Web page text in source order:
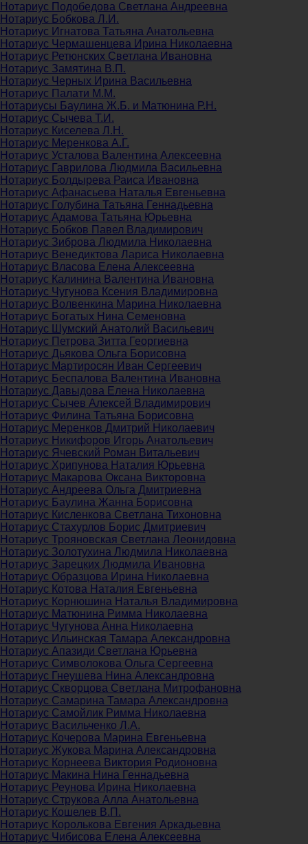
Нотариус Подобедова Светлана Андреевна
Нотариус Бобкова Л.И.
Нотариус Игнатова Татьяна Анатольевна
Нотариус Чермашенцева Ирина Николаевна
Нотариус Ретюнских Светлана Ивановна
Нотариус Замятина В.П.
Нотариус Черных Ирина Васильевна
Нотариус Палати М.М.
Нотариусы Баулина Ж.Б. и Матюнина Р.Н.
Нотариус Сычева Т.И.
Нотариус Киселева Л.Н.
Нотариус Меренкова А.Г.
Нотариус Усталова Валентина Алексеевна
Нотариус Гаврилова Людмила Васильевна
Нотариус Болдырева Раиса Ивановна
Нотариус Афанасьева Наталья Евгеньевна
Нотариус Голубина Татьяна Геннадьевна
Нотариус Адамова Татьяна Юрьевна
Нотариус Бобков Павел Владимирович
Нотариус Зиброва Людмила Николаевна
Нотариус Венедиктова Лариса Николаевна
Нотариус Власова Елена Алексеевна
Нотариус Калинина Валентина Ивановна
Нотариус Чугунова Ксения Владимировна
Нотариус Волвенкина Марина Николаевна
Нотариус Богатых Нина Семеновна
Нотариус Шумский Анатолий Васильевич
Нотариус Петрова Зитта Георгиевна
Нотариус Дьякова Ольга Борисовна
Нотариус Мартиросян Иван Сергеевич
Нотариус Беспалова Валентина Ивановна
Нотариус Давыдова Елена Николаевна
Нотариус Сычев Алексей Владимирович
Нотариус Филина Татьяна Борисовна
Нотариус Меренков Дмитрий Николаевич
Нотариус Никифоров Игорь Анатольевич
Нотариус Ячевский Роман Витальевич
Нотариус Хрипунова Наталия Юрьевна
Нотариус Макарова Оксана Викторовна
Нотариус Андреева Ольга Дмитриевна
Нотариус Баулина Жанна Борисовна
Нотариус Кисленкова Светлана Тихоновна
Нотариус Стахурлов Борис Дмитриевич
Нотариус Трояновская Светлана Леонидовна
Нотариус Золотухина Людмила Николаевна
Нотариус Зарецких Людмила Ивановна
Нотариус Образцова Ирина Николаевна
Нотариус Котова Наталия Евгеньевна
Нотариус Корнюшина Наталья Владимировна
Нотариус Матюнина Римма Николаевна
Нотариус Чугунова Анна Николаевна
Нотариус Ильинская Тамара Александровна
Нотариус Апазиди Светлана Юрьевна
Нотариус Символокова Ольга Сергеевна
Нотариус Гнеушева Нина Александровна
Нотариус Скворцова Светлана Митрофановна
Нотариус Самарина Тамара Александровна
Нотариус Самойлик Римма Николаевна
Нотариус Васильченко Л.А.
Нотариус Кочерова Марина Евгеньевна
Нотариус Жукова Марина Александровна
Нотариус Корнеева Виктория Родионовна
Нотариус Макина Нина Геннадьевна
Нотариус Реунова Ирина Николаевна
Нотариус Струкова Алла Анатольевна
Нотариус Кошелев В.П.
Нотариус Королькова Евгения Аркадьевна
Нотариус Чибисова Елена Алексеевна